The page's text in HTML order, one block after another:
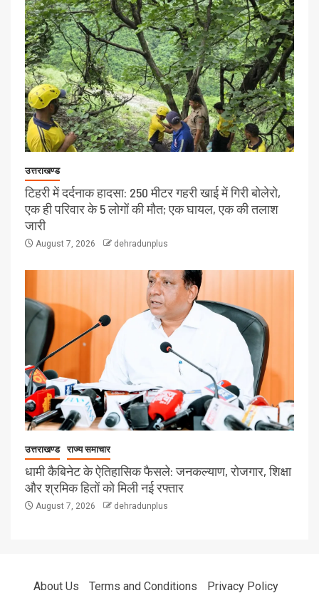
उत्तराखण्ड
टिहरी में दर्दनाक हादसा: 250 मीटर गहरी खाई में गिरी बोलेरो,
एक ही परिवार के 5 लोगों की मौत; एक घायल, एक की तलाश
जारी
August 7, 2026 dehradunplus
उत्तराखण्ड राज्य समाचार
धामी कैबिनेट के ऐतिहासिक फैसले: जनकल्याण, रोजगार, शिक्षा
और श्रमिक हितों को मिली नई रफ्तार
August 7, 2026 dehradunplus
About Us Terms and Conditions Privacy Policy